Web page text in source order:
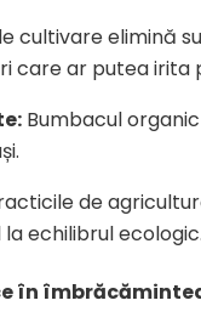
cultivare elimină
care ar putea irita
Bumbacul
de
echilibrul ecologic.
în